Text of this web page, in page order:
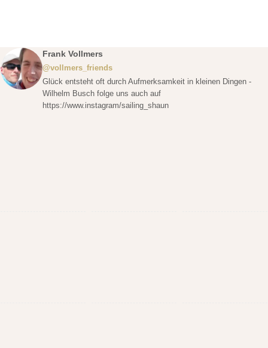
Frank Vollmers
@vollmers_friends
Glück entsteht oft durch Aufmerksamkeit in kleinen Dingen -
Wilhelm Busch folge uns auch auf
https://www.instagram/sailing_shaun